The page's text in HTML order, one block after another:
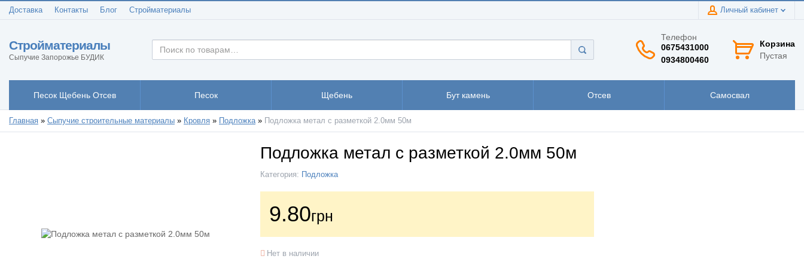
Доставка Контакты Блог Стройматериалы Личный кабинет
Стройматериалы
Сыпучие Запорожье БУДИК
Телефон
0675431000
0934800460
Корзина
Пустая
Песок Щебень Отсев Песок Щебень Бут камень Отсев Самосвал
Главная » Сыпучие строительные материалы » Кровля » Подложка» Подложка метал с разметкой 2.0мм 50м
Подложка метал с разметкой 2.0мм 50м
Категория: Подложка
9.80грн
Нет в наличии